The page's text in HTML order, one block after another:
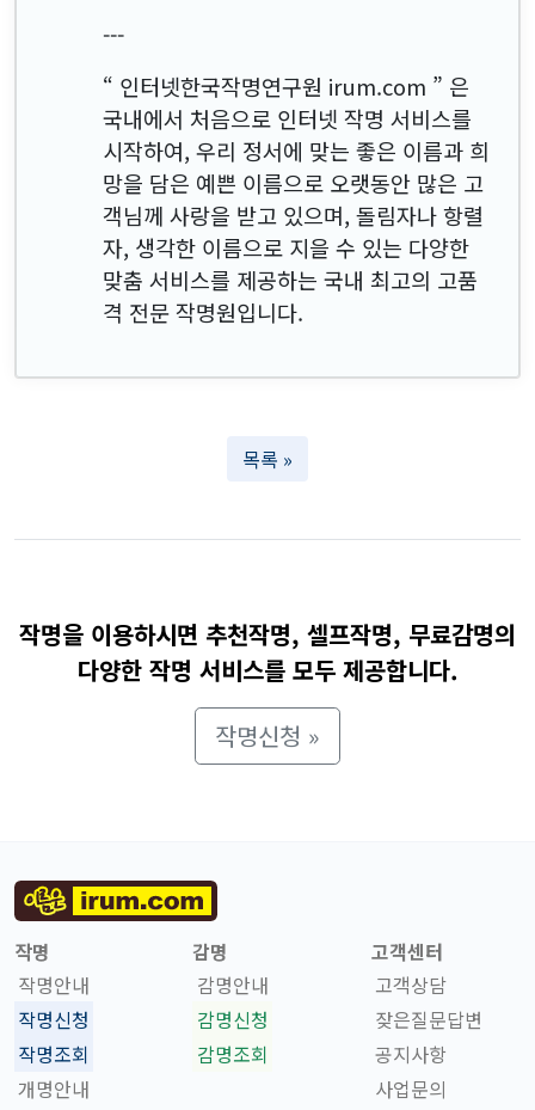
---
“ 인터넷한국작명연구원 irum.com ” 은
국내에서 처음으로 인터넷 작명 서비스를
시작하여, 우리 정서에 맞는 좋은 이름과 희
망을 담은 예쁜 이름으로 오랫동안 많은 고
객님께 사랑을 받고 있으며, 돌림자나 항렬
자, 생각한 이름으로 지을 수 있는 다양한
맞춤 서비스를 제공하는 국내 최고의 고품
격 전문 작명원입니다.
목록 »
작명을 이용하시면 추천작명, 셀프작명, 무료감명의
다양한 작명 서비스를 모두 제공합니다.
작명신청 »
작명
작명안내
작명신청
작명조회
개명안내
감명
감명안내
감명신청
감명조회
고객센터
고객상담
잦은질문답변
공지사항
사업문의